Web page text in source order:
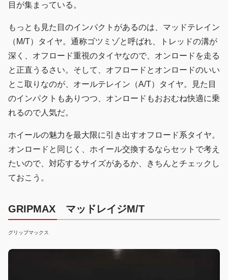
目が集まっている。
もっとも見た目のインパクトがあるのは、マッドテレイン
（M/T）タイヤ。通称ゴツミゾと呼ばれ、トレッドの溝が
深く、オフロード重視のタイヤなので、オンロードを走る
と正直うるさい。そして、オフロードとオンロードのいい
とこ取りなのが、オールテレイン（A/T）タイヤ。見た目
のインパクトもありつつ、オンロードもおおむね快適に乗
れるので人気だ。
ホイールの魅力を最大限に引き出すオフロード系タイヤ。
オンロードと同じく、ホイール交換するならセットで考え
たいので、対応するサイズがあるか、きちんとチェックし
ておこう。
GRIPMAX マッドレイジM/T
グリップマックス